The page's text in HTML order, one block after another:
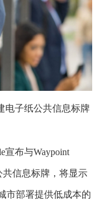
电子纸公共信息标牌
布与Waypoint
共信息标牌，将显示
市部署提供低成本的